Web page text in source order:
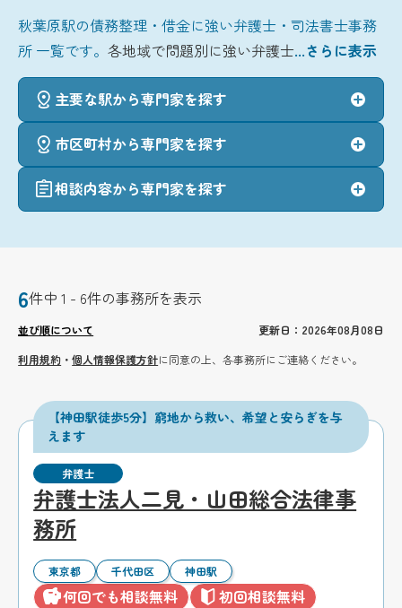
秋葉原駅の債務整理・借金に強い弁護士・司法書士事務
所 一覧です。各地域で問題別に強い弁護士...さらに表示
主要な駅から専門家を探す
市区町村から専門家を探す
相談内容から専門家を探す
6件中 1 - 6件の事務所を表示
並び順について
更新日：2026年08月08日
利用規約 ・個人情報保護方針に同意の上、各事務所にご連絡ください。
【神田駅徒歩5分】窮地から救い、希望と安らぎを与
えます
弁護士
弁護士法人二見・山田総合法律事
務所
東京都 千代田区 神田駅
何回でも相談無料 初回相談無料